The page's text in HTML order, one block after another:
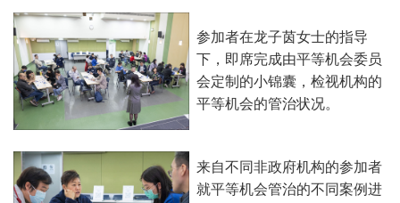
参加者在龙子茵女士的指导
下，即席完成由平等机会委员
会定制的小锦囊，检视机构的
平等机会的管治状况。
来自不同非政府机构的参加者
就平等机会管治的不同案例进